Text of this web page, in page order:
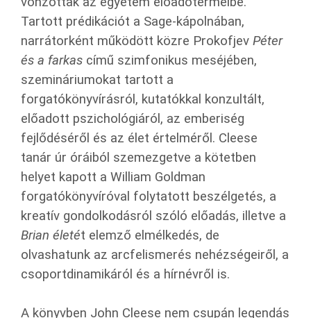
Tartott prédikációt a Sage-kápolnában,
narrátorként működött közre Prokofjev Péter
és a farkas című szimfonikus meséjében,
szemináriumokat tartott a
forgatókönyvírásról, kutatókkal konzultált,
előadott pszichológiáról, az emberiség
fejlődéséről és az élet értelméről. Cleese
tanár úr óráiból szemezgetve a kötetben
helyet kapott a William Goldman
forgatókönyvíróval folytatott beszélgetés, a
kreatív gondolkodásról szóló előadás, illetve a
Brian életét elemző elmélkedés, de
olvashatunk az arcfelismerés nehézségeiről, a
csoportdinamikáról és a hírnévről is.
A könyvben John Cleese nem csupán legendás